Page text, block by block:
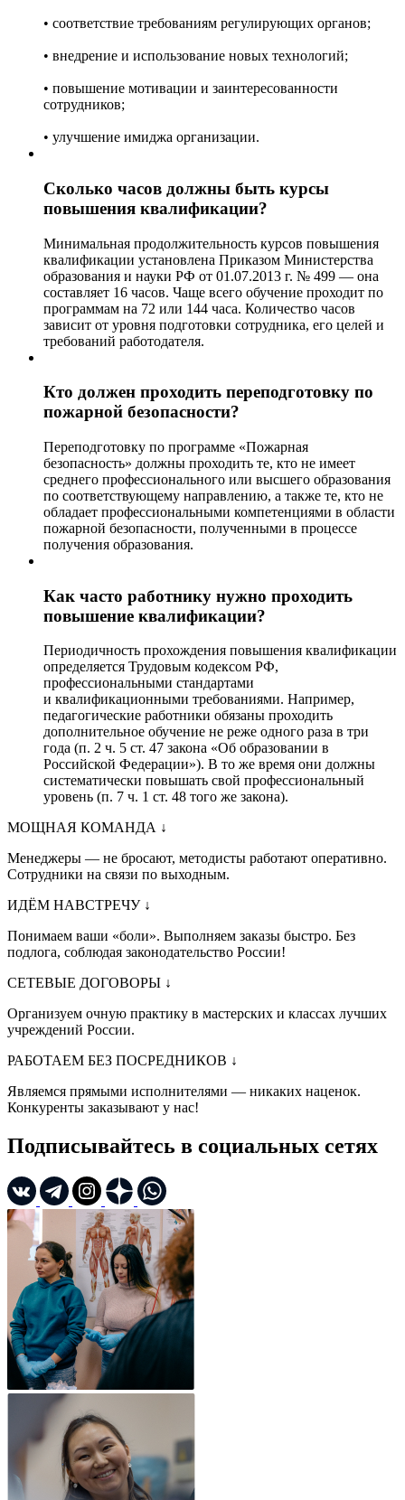
• соответствие требованиям регулирующих органов;
• внедрение и использование новых технологий;
• повышение мотивации и заинтересованности
сотрудников;
• улучшение имиджа организации.
Сколько часов должны быть курсы
повышения квалификации?
Минимальная продолжительность курсов повышения
квалификации установлена Приказом Министерства
образования и науки РФ от 01.07.2013 г. № 499 — она
составляет 16 часов. Чаще всего обучение проходит по
программам на 72 или 144 часа. Количество часов
зависит от уровня подготовки сотрудника, его целей и
требований работодателя.
Кто должен проходить переподготовку по
пожарной безопасности?
Переподготовку по программе «Пожарная
безопасность» должны проходить те, кто не имеет
среднего профессионального или высшего образования
по соответствующему направлению, а также те, кто не
обладает профессиональными компетенциями в области
пожарной безопасности, полученными в процессе
получения образования.
Как часто работнику нужно проходить
повышение квалификации?
Периодичность прохождения повышения квалификации
определяется Трудовым кодексом РФ,
профессиональными стандартами
и квалификационными требованиями. Например,
педагогические работники обязаны проходить
дополнительное обучение не реже одного раза в три
года (п. 2 ч. 5 ст. 47 закона «Об образовании в
Российской Федерации»). В то же время они должны
систематически повышать свой профессиональный
уровень (п. 7 ч. 1 ст. 48 того же закона).
МОЩНАЯ КОМАНДА ↓
Менеджеры — не бросают, методисты работают оперативно.
Сотрудники на связи по выходным.
ИДЁМ НАВСТРЕЧУ ↓
Понимаем ваши «боли». Выполняем заказы быстро. Без
подлога, соблюдая законодательство России!
СЕТЕВЫЕ ДОГОВОРЫ ↓
Организуем очную практику в мастерских и классах лучших
учреждений России.
РАБОТАЕМ БЕЗ ПОСРЕДНИКОВ ↓
Являемся прямыми исполнителями — никаких наценок.
Конкуренты заказывают у нас!
Подписывайтесь в социальных сетях